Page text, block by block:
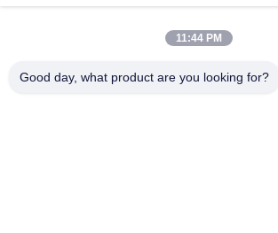
langen
11:44 PM
Good day, what product are you looking for?